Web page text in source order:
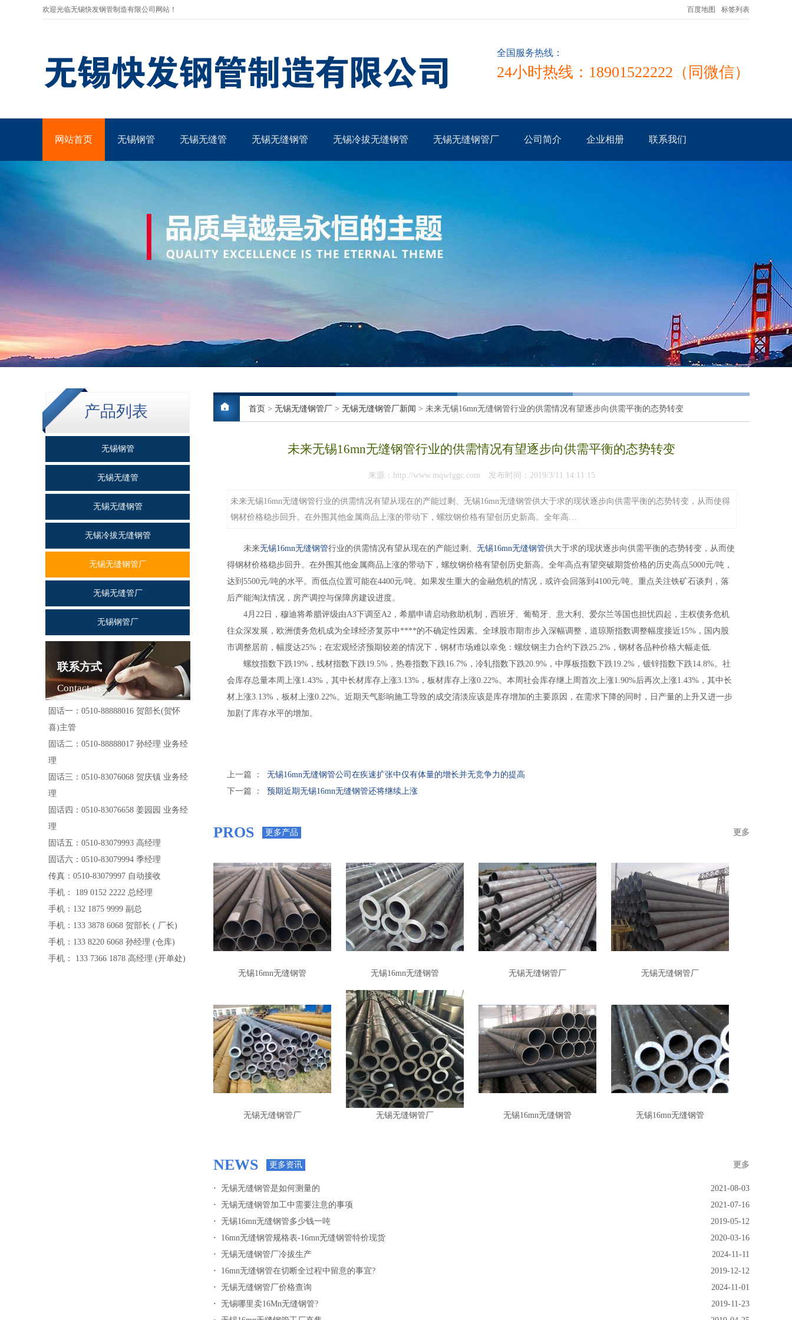
欢迎光临无锡快发钢管制造有限公司网站！ 百度地图 标签列表
全国服务热线：
24小时热线：18901522222（同微信）
网站首页 无锡钢管 无锡无缝管 无锡无缝钢管 无锡冷拔无缝钢管 无锡无缝钢管厂 公司简介 企业相册 联系我们
产品列表
无锡钢管
无锡无缝管
无锡无缝钢管
无锡冷拔无缝钢管
无锡无缝钢管厂
无锡无缝管厂
无锡钢管厂
联系方式
Contact us
固话一：0510-88888016 贺部长(贺怀
喜)主管
固话二：0510-88888017 孙经理 业务经
理
固话三：0510-83076068 贺庆镇 业务经
理
固话四：0510-83076658 姜园园 业务经
理
固话五：0510-83079993 高经理
固话六：0510-83079994 季经理
传真：0510-83079997 自动接收
手机： 189 0152 2222 总经理
手机：132 1875 9999 副总
手机：133 3878 6068 贺部长 ( 厂长)
手机：133 8220 6068 孙经理 (仓库)
手机： 133 7366 1878 高经理 (开单处)
首页 > 无锡无缝钢管厂 > 无锡无缝钢管厂新闻 > 未来无锡16mn无缝钢管行业的供需情况有望逐步向供需平衡的态势转变
未来无锡16mn无缝钢管行业的供需情况有望逐步向供需平衡的态势转变
来源：http://www.mqwfggc.com 发布时间：2019/3/11 14:11:15
未来无锡16mn无缝钢管行业的供需情况有望从现在的产能过剩、无锡16mn无缝钢管供大于求的现状逐步向供需平衡的态势转变，从而使得
钢材价格稳步回升。在外围其他金属商品上涨的带动下，螺纹钢价格有望创历史新高。全年高…
未来无锡16mn无缝钢管行业的供需情况有望从现在的产能过剩、 无锡16mn无缝钢管供大于求的现状逐步向供需平衡的态势转变，从而使
得钢材价格稳步回升。在外围其他金属商品上涨的带动下，螺纹钢价格有望创历史新高。全年高点有望突破期货价格的历史高点5000元/吨，
达到5500元/吨的水平。而低点位置可能在4400元/吨。如果发生重大的金融危机的情况，或许会回落到4100元/吨。重点关注铁矿石谈判，落
后产能淘汰情况，房产调控与保障房建设进度。
4月22日，穆迪将希腊评级由A3下调至A2，希腊申请启动救助机制，西班牙、葡萄牙、意大利、爱尔兰等国也担忧四起，主权债务危机
往众深发展，欧洲债务危机成为全球经济复苏中****的不确定性因素。全球股市期市步入深幅调整，道琼斯指数调整幅度接近15%，国内股
市调整居前，幅度达25%；在宏观经济预期较差的情况下，钢材市场难以幸免：螺纹钢主力合约下跌25.2%，钢材各品种价格大幅走低.
螺纹指数下跌19%，线材指数下跌19.5%，热卷指数下跌16.7%，冷轧指数下跌20.9%，中厚板指数下跌19.2%，镀锌指数下跌14.8%。社
会库存总量本周上涨1.43%，其中长材库存上涨3.13%，板材库存上涨0.22%。本周社会库存继上周首次上涨1.90%后再次上涨1.43%，其中长
材上涨3.13%，板材上涨0.22%。近期天气影响施工导致的成交清淡应该是库存增加的主要原因，在需求下降的同时，日产量的上升又进一步
加剧了库存水平的增加。
上一篇 ： 无锡16mn无缝钢管公司在疾速扩张中仅有体量的增长并无竞争力的提高
下一篇 ： 预期近期无锡16mn无缝钢管还将继续上涨
PROS 更多产品 更多
无锡16mn无缝钢管 无锡16mn无缝钢管 无锡无缝钢管厂 无锡无缝钢管厂
无锡无缝钢管厂 无锡无缝钢管厂 无锡16mn无缝钢管 无锡16mn无缝钢管
NEWS 更多资讯 更多
2021-08-03
· 无锡无缝钢管是如何测量的
2021-07-16
· 无锡无缝钢管加工中需要注意的事项
2019-05-12
· 无锡16mn无缝钢管多少钱一吨
2020-03-16
·
16mn无缝钢管规格表-16mn无缝钢管特价现货
2024-11-11
· 无锡无缝钢管厂冷拔生产
2019-12-12
·
16mn无缝钢管在切断全过程中留意的事宜?
2024-11-01
· 无锡无缝钢管厂价格查询
2019-11-23
· 无锡哪里卖16Mn无缝钢管?